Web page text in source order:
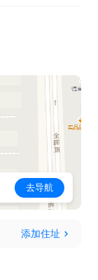
去导航
添加住址